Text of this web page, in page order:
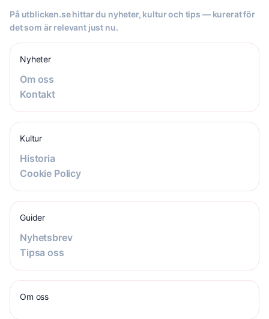
På utblicken.se hittar du nyheter, kultur och tips — kurerat för
det som är relevant just nu.
Nyheter
Om oss
Kontakt
Kultur
Historia
Cookie Policy
Guider
Nyhetsbrev
Tipsa oss
Om oss